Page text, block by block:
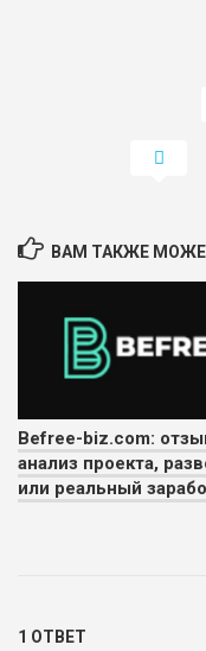
ВАМ ТАКЖЕ
Befree-biz.com:
анализ проекта,
или реальный
1 ОТВЕТ